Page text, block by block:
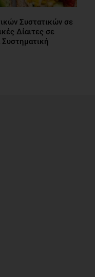
Συστατικών σε
Δίαιτες σε